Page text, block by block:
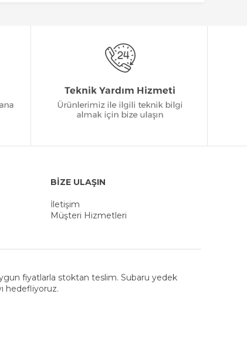
BİZE ULAŞIN
İletişim
Müşteri Hizmetleri
fiyatlarla stoktan teslim. Subaru yedek
hedefliyoruz.